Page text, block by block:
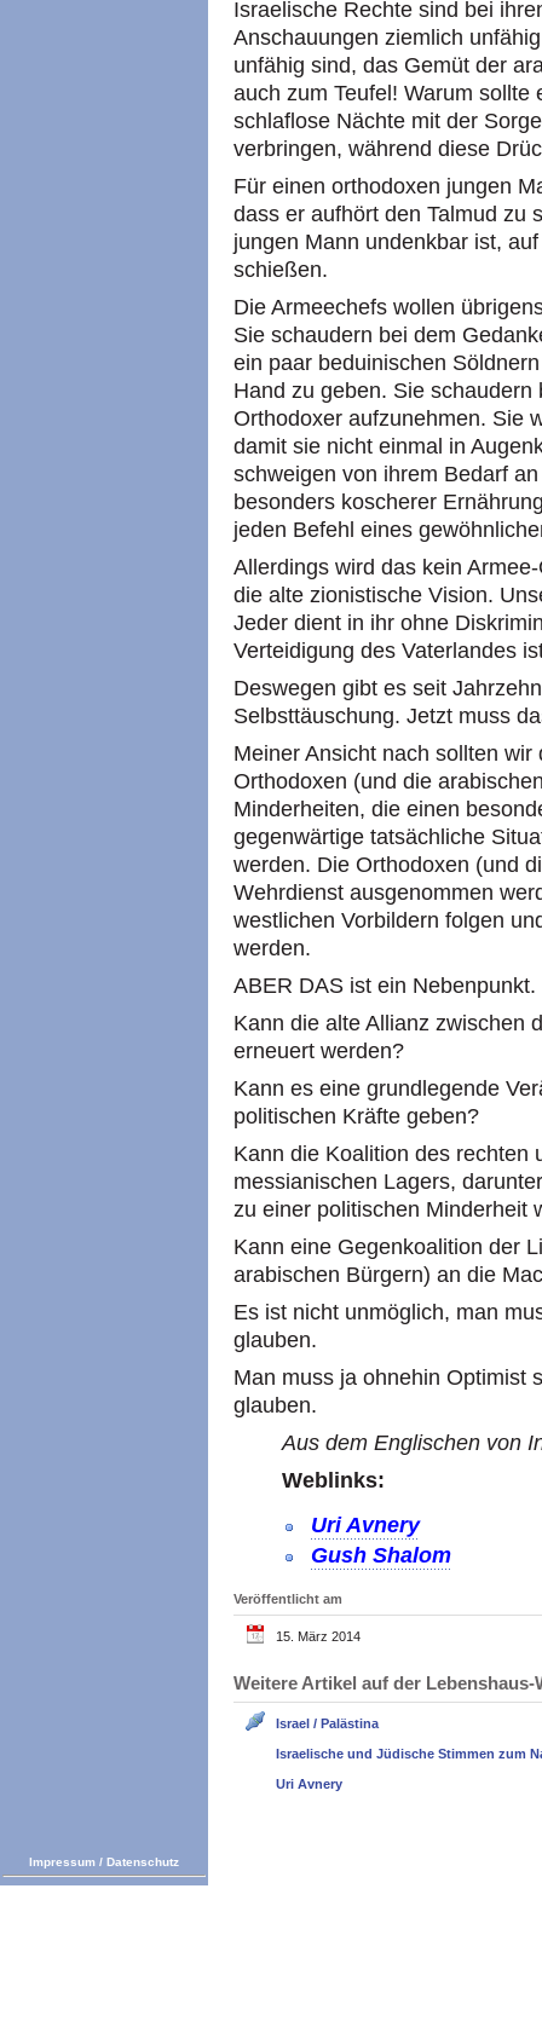
Israelische Rechte sind bei
Anschauungen ziemlich
unfähig sind, das Gemüt der
auch zum Teufel! Warum
schlaflose Nächte mit der
verbringen, während diese
Für einen orthodoxen jungen
dass er aufhört den Talmud zu
jungen Mann undenkbar ist,
schießen.
Die Armeechefs wollen
Sie schaudern bei dem
ein paar beduinischen
Hand zu geben. Sie
Orthodoxer aufzunehmen. Sie
damit sie nicht einmal in
schweigen von ihrem Bedarf
besonders koscherer
jeden Befehl eines
Allerdings wird das kein
die alte zionistische Vision.
Jeder dient in ihr ohne
Verteidigung des Vaterlandes
Deswegen gibt es seit
Selbsttäuschung. Jetzt muss
Meiner Ansicht nach sollten
Orthodoxen (und die
Minderheiten, die einen
gegenwärtige tatsächliche
werden. Die Orthodoxen (und
Wehrdienst ausgenommen
westlichen Vorbildern folgen
werden.
ABER DAS ist ein
Kann die alte Allianz zwischen
erneuert werden?
Kann es eine grundlegende
politischen Kräfte geben?
Kann die Koalition des rechten
messianischen Lagers,
zu einer politischen Minderheit
Kann eine Gegenkoalition der
arabischen Bürgern) an die
Es ist nicht unmöglich, man
glauben.
Man muss ja ohnehin Optimist
glauben.
Aus dem Englischen von
Weblinks:
Uri Avnery
Gush Shalom
Veröffentlicht am
15. März 2014
Weitere Artikel auf der
Israel / Palästina
Israelische und Jüdische Stimmen zum
Uri Avnery
Impressum / Datenschutz